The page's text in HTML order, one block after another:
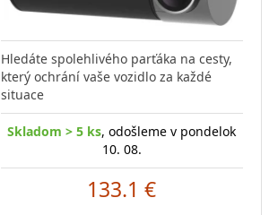
Hledáte spolehlivého parťáka na cesty,
který ochrání vaše vozidlo za každé
situace
Skladom > 5 ks, odošleme v pondelok
10. 08.
133.1 €